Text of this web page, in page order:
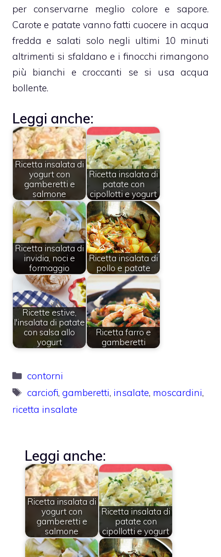
per conservarne meglio colore e sapore.
Carote e patate vanno fatti cuocere in acqua
fredda e salati solo negli ultimi 10 minuti
altrimenti si sfaldano e i finocchi rimangono
più bianchi e croccanti se si usa acqua
bollente.
Leggi anche:
Ricetta insalata di
yogurt con
gamberetti e
salmone
Ricetta insalata di
patate con
cipollotti e yogurt
Ricetta insalata di
invidia, noci e
formaggio
Ricetta insalata di
pollo e patate
Ricette estive,
l'insalata di patate
con salsa allo
yogurt
Ricetta farro e
gamberetti
Categorie
contorni
Tag
carciofi,gamberetti, insalate, moscardini,
ricetta insalate
Leggi anche:
Ricetta insalata di
yogurt con
gamberetti e
salmone
Ricetta insalata di
patate con
cipollotti e yogurt